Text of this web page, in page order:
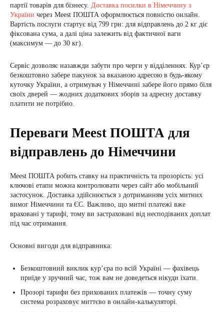
партії товарів для бізнесу. Доставка посилки в Німеччину з
України через Meest ПОШТА оформлюється повністю онлайн.
Вартість послуги стартує від 799 грн: для відправлень до 2 кг діє
фіксована сума, а далі ціна залежить від фактичної ваги
(максимум — до 30 кг).
Сервіс дозволяє назавжди забути про черги у відділеннях. Кур’єр
безкоштовно забере пакунок за вказаною адресою в будь-якому
куточку України, а отримувач у Німеччині забере його прямо біля
своїх дверей — жодних додаткових зборів за адресну доставку
платити не потрібно.
Переваги Meest ПОШТА для
відправлень до Німеччини
Meest ПОШТА робить ставку на практичність та прозорість: усі
ключові етапи можна контролювати через сайт або мобільний
застосунок. Доставка здійснюється з дотриманням усіх митних
вимог Німеччини та ЄС. Важливо, що митні платежі вже
враховані у тарифі, тому ви застраховані від несподіваних доплат
під час отримання.
Основні вигоди для відправника:
Безкоштовний виклик кур’єра по всій Україні — фахівець
приїде у зручний час, тож вам не доведеться нікуди їхати.
Прозорі тарифи без прихованих платежів — точну суму
система розраховує миттєво в онлайн-калькуляторі.